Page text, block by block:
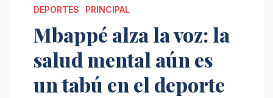
DEPORTES PRINCIPAL
Mbappé alza la voz: la
salud mental aún es
un tabú en el deporte